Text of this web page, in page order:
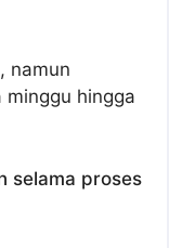
namun
hingga
selama proses